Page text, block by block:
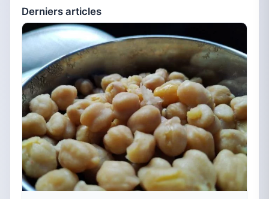
Derniers articles